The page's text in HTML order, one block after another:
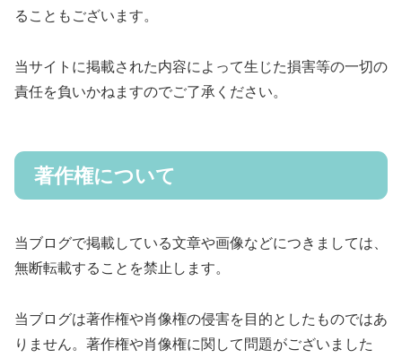
ることもございます。
当サイトに掲載された内容によって生じた損害等の一切の
責任を負いかねますのでご了承ください。
著作権について
当ブログで掲載している文章や画像などにつきましては、
無断転載することを禁止します。
当ブログは著作権や肖像権の侵害を目的としたものではあ
りません。著作権や肖像権に関して問題がございました